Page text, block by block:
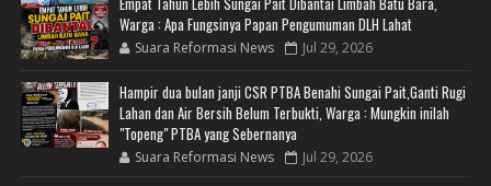
Warga : Apa Fungsinya Papan Pengumuman DLH Lahat
Suara Reformasi News Jul 29, 2026
Hampir dua bulan janji CSR PTBA Benahi Sungai Pait,Ganti Rugi
Lahan dan Air Bersih Belum Terbukti, Warga : Mungkin inilah
"Topeng" PTBA yang Sebernanya
Suara Reformasi News Jul 29, 2026